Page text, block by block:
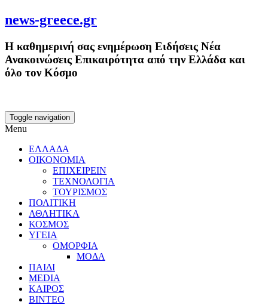
news-greece.gr
Η καθημερινή σας ενημέρωση Ειδήσεις Νέα
Ανακοινώσεις Επικαιρότητα από την Ελλάδα και
όλο τον Κόσμο
Toggle navigation
Menu
ΕΛΛΑΔΑ
ΟΙΚΟΝΟΜΙΑ
ΕΠΙΧΕΙΡΕΙΝ
ΤΕΧΝΟΛΟΓΙΑ
ΤΟΥΡΙΣΜΟΣ
ΠΟΛΙΤΙΚΗ
ΑΘΛΗΤΙΚΑ
ΚΟΣΜΟΣ
ΥΓΕΙΑ
ΟΜΟΡΦΙΑ
ΜΟΔΑ
ΠΑΙΔΙ
MEDIA
ΚΑΙΡΟΣ
ΒΙΝΤΕΟ